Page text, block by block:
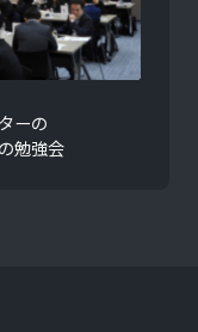
ーの
勉強会